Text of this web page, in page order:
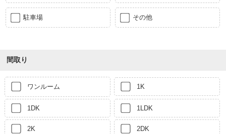
駐車場 その他
間取り
ワンルーム 1K
1DK 1LDK
2K 2DK